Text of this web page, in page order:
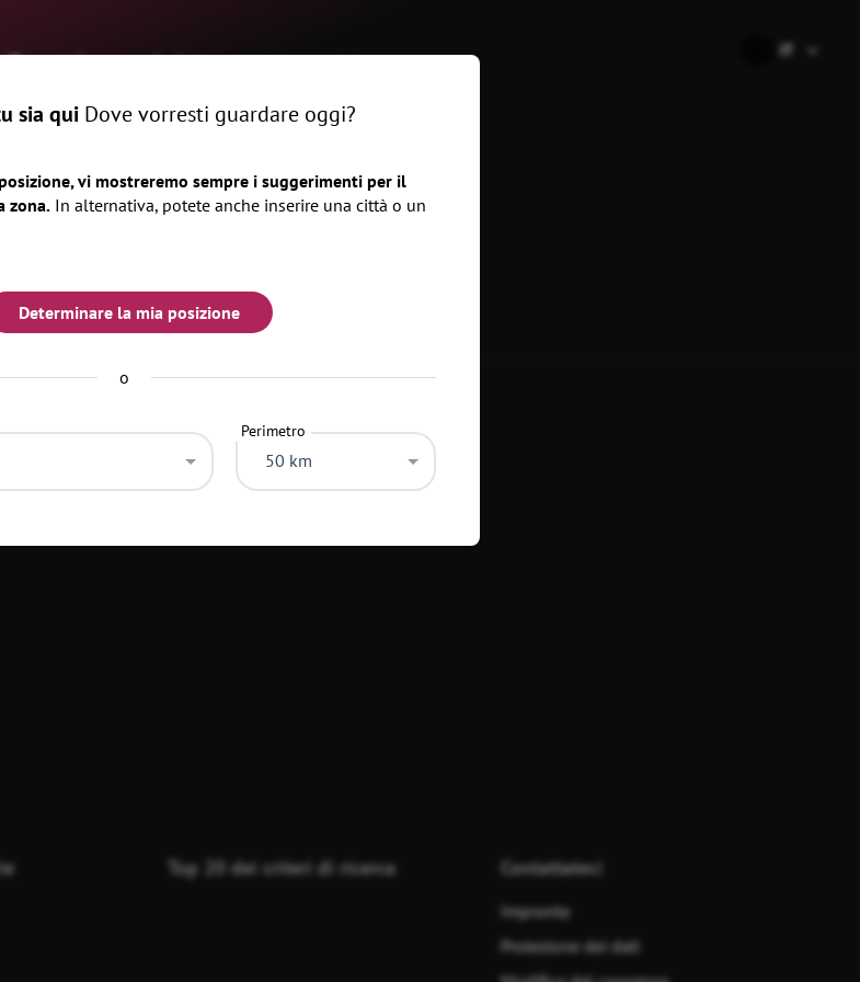
IT
Eventi rivista Luoghi
Top 20 dei criteri di ricerca Contattateci
Impronta
Protezione dei dati
sia qui Dove vorresti guardare oggi?
vi mostreremo sempre i suggerimenti per il
zona. In alternativa, potete anche inserire una città o un
Determinare la mia posizione
o
Perimetro
50 km